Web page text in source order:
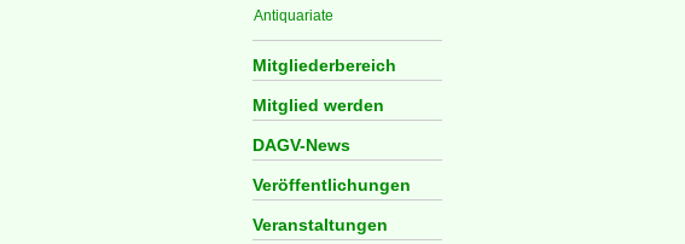
Antiquariate
Mitgliederbereich
Mitglied werden
DAGV-News
Veröffentlichungen
Veranstaltungen